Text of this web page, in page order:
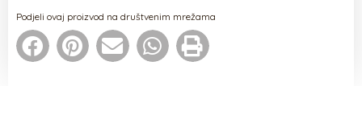
Podjeli ovaj proizvod na društvenim mrežama